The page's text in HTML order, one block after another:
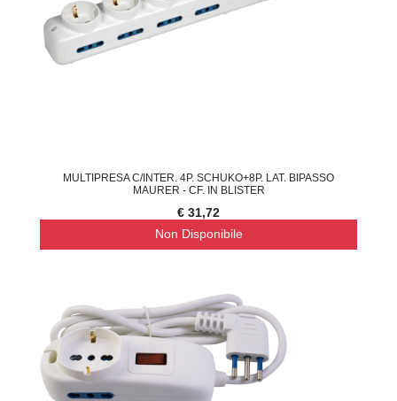
MULTIPRESA C/INTER. 4P. SCHUKO+8P. LAT. BIPASSO
MAURER - CF. IN BLISTER
€ 31,72
Non Disponibile